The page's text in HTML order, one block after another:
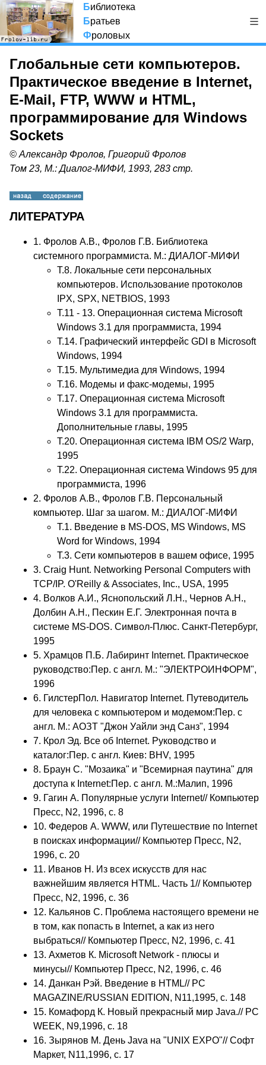
Библиотека
Братьев
Фроловых
Глобальные сети компьютеров.
Практическое введение в Internet,
E-Mail, FTP, WWW и HTML,
программирование для Windows
Sockets
© Александр Фролов, Григорий Фролов
Том 23, М.: Диалог-МИФИ, 1993, 283 стр.
ЛИТЕРАТУРА
1. Фролов А.В., Фролов Г.В. Библиотека
системного программиста. М.: ДИАЛОГ-МИФИ
Т.8. Локальные сети персональных
компьютеров. Использование протоколов
IPX, SPX, NETBIOS, 1993
Т.11 - 13. Операционная система Microsoft
Windows 3.1 для программиста, 1994
Т.14. Графический интерфейс GDI в Microsoft
Windows, 1994
Т.15. Мультимедиа для Windows, 1994
Т.16. Модемы и факс-модемы, 1995
Т.17. Операционная система Microsoft
Windows 3.1 для программиста.
Дополнительные главы, 1995
Т.20. Операционная система IBM OS/2 Warp,
1995
Т.22. Операционная система Windows 95 для
программиста, 1996
2. Фролов А.В., Фролов Г.В. Персональный
компьютер. Шаг за шагом. М.: ДИАЛОГ-МИФИ
Т.1. Введение в MS-DOS, MS Windows, MS
Word for Windows, 1994
Т.3. Сети компьютеров в вашем офисе, 1995
3. Craig Hunt. Networking Personal Computers with
TCP/IP. O'Reilly & Associates, Inc., USA, 1995
4. Волков А.И., Яснопольский Л.Н., Чернов А.Н.,
Долбин А.Н., Пескин Е.Г. Электронная почта в
системе MS-DOS. Символ-Плюс. Санкт-Петербург,
1995
5. Храмцов П.Б. Лабиринт Internet. Практическое
руководство:Пер. с англ. М.: "ЭЛЕКТРОИНФОРМ",
1996
6. ГилстерПол. Навигатор Internet. Путеводитель
для человека с компьютером и модемом:Пер. с
англ. М.: АОЗТ "Джон Уайли энд Санз", 1994
7. Крол Эд. Все об Internet. Руководство и
каталог:Пер. с англ. Киев: BHV, 1995
8. Браун С. "Мозаика" и "Всемирная паутина" для
доступа к Internet:Пер. с англ. М.:Малип, 1996
9. Гагин А. Популярные услуги Internet// Компьютер
Пресс, N2, 1996, с. 8
10. Федеров А. WWW, или Путешествие по Internet
в поисках информации// Компьютер Пресс, N2,
1996, с. 20
11. Иванов Н. Из всех искусств для нас
важнейшим является HTML. Часть 1// Компьютер
Пресс, N2, 1996, с. 36
12. Кальянов С. Проблема настоящего времени не
в том, как попасть в Internet, а как из него
выбраться// Компьютер Пресс, N2, 1996, с. 41
13. Ахметов К. Microsoft Network - плюсы и
минусы// Компьютер Пресс, N2, 1996, с. 46
14. Данкан Рэй. Введение в HTML// PC
MAGAZINE/RUSSIAN EDITION, N11,1995, с. 148
15. Комафорд К. Новый прекрасный мир Java.// PC
WEEK, N9,1996, с. 18
16. Зырянов М. День Java на "UNIX EXPO"// Софт
Маркет, N11,1996, с. 17